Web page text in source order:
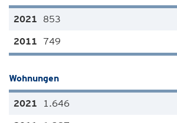
853
749
Wohnungen
1.646